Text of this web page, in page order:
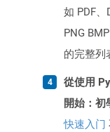
如 PDF、
PNG
的完整列
從使用
開始：初
快速入门